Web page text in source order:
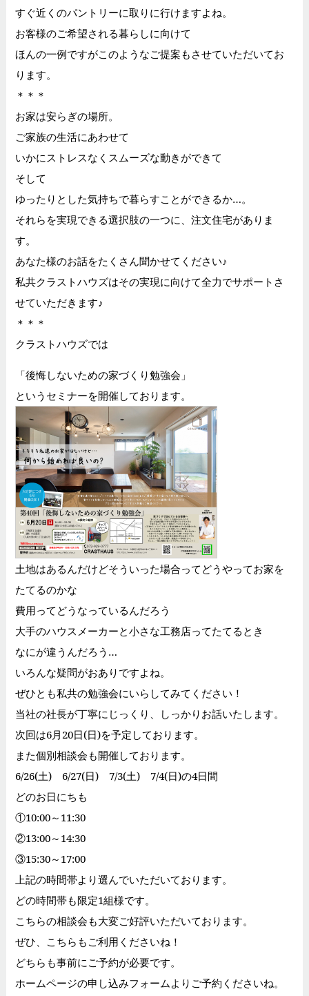
すぐ近くのパントリーに取りに行けますよね。
お客様のご希望される暮らしに向けて
ほんの一例ですがこのようなご提案もさせていただいてお
ります。
＊＊＊
お家は安らぎの場所。
ご家族の生活にあわせて
いかにストレスなくスムーズな動きができて
そして
ゆったりとした気持ちで暮らすことができるか…。
それらを実現できる選択肢の一つに、注文住宅がありま
す。
あなた様のお話をたくさん聞かせてください♪
私共クラストハウズはその実現に向けて全力でサポートさ
せていただきます♪
＊＊＊
クラストハウズでは
「後悔しないための家づくり勉強会」
というセミナーを開催しております。
土地はあるんだけどそういった場合ってどうやってお家を
たてるのかな
費用ってどうなっているんだろう
大手のハウスメーカーと小さな工務店ってたてるとき
なにが違うんだろう…
いろんな疑問がおありですよね。
ぜひとも私共の勉強会にいらしてみてください！
当社の社長が丁寧にじっくり、しっかりお話いたします。
次回は6月20日(日)を予定しております。
また個別相談会も開催しております。
6/26(土) 6/27(日) 7/3(土) 7/4(日)の4日間
どのお日にちも
①10:00～11:30
②13:00～14:30
③15:30～17:00
上記の時間帯より選んでいただいております。
どの時間帯も限定1組様です。
こちらの相談会も大変ご好評いただいております。
ぜひ、こちらもご利用くださいね！
どちらも事前にご予約が必要です。
ホームページの申し込みフォームよりご予約くださいね。